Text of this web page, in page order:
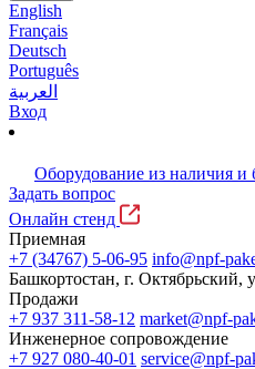
English
Français
Deutsch
Português
العربية
Вход
Оборудование из наличия и
Задать вопрос
Онлайн стенд
Приемная
+7 (34767) 5-06-95 info@npf-
Башкортостан, г. Октябрьский,
Продажи
+7 937 311-58-12 market@npf-
Инженерное сопровождение
+7 927 080-40-01 service@npf-